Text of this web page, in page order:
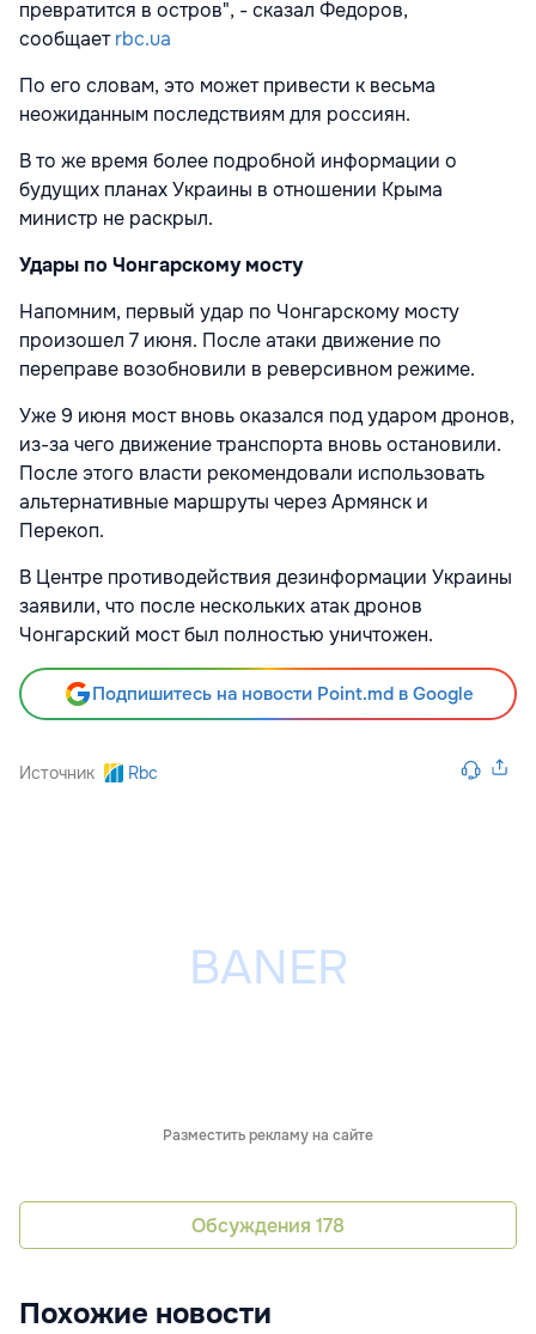
превратится в остров", - сказал Федоров,
сообщаетrbc.ua
По его словам, это может привести к весьма
неожиданным последствиям для россиян.
В то же время более подробной информации о
будущих планах Украины в отношении Крыма
министр не раскрыл.
Удары по Чонгарскому мосту
Напомним, первый удар по Чонгарскому мосту
произошел 7 июня. После атаки движение по
переправе возобновили в реверсивном режиме.
Уже 9 июня мост вновь оказался под ударом дронов,
из-за чего движение транспорта вновь остановили.
После этого власти рекомендовали использовать
альтернативные маршруты через Армянск и
Перекоп.
В Центре противодействия дезинформации Украины
заявили, что после нескольких атак дронов
Чонгарский мост был полностью уничтожен.
Подпишитесь на новости Point.md в Google
Источник Rbc
Разместить рекламу на сайте
Обсуждения 178
Похожие новости